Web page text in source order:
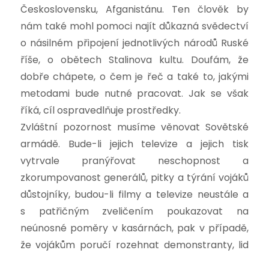
Československu, Afganistánu. Ten člověk by
nám také mohl pomoci najít důkazná svědectví
o násilném připojení jednotlivých národů Ruské
říše, o obětech Stalinova kultu. Doufám, že
dobře chápete, o čem je řeč a také to, jakými
metodami bude nutné pracovat. Jak se však
říká, cíl ospravedlňuje prostředky.
Zvláštní pozornost musíme věnovat Sovětské
armádě. Bude-li jejich televize a jejich tisk
vytrvale pranýřovat neschopnost a
zkorumpovanost generálů, pitky a týrání vojáků
důstojníky, budou-li filmy a televize neustále a
s patřičným zveličením poukazovat na
neúnosné poměry v kasárnách, pak v případě,
že vojákům poručí rozehnat demonstranty, lid